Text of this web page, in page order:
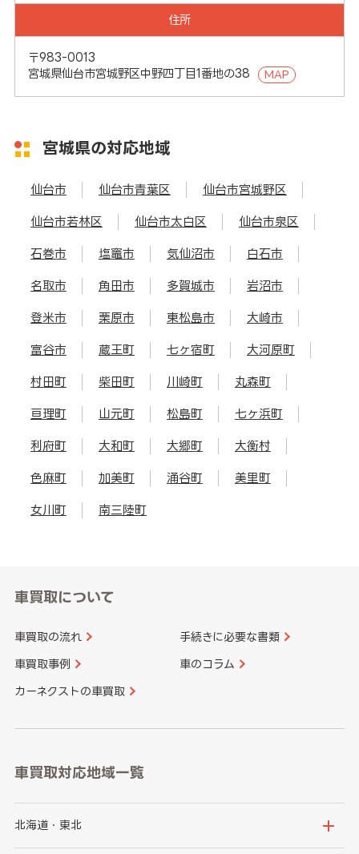
住所
〒983-0013
宮城県仙台市宮城野区中野四丁目1番地の38
MAP
宮城県の対応地域
仙台市 仙台市青葉区 仙台市宮城野区
仙台市若林区 仙台市太白区 仙台市泉区
石巻市 塩竈市 気仙沼市 白石市
名取市 角田市 多賀城市 岩沼市
登米市 栗原市 東松島市 大崎市
富谷市 蔵王町 七ヶ宿町 大河原町
村田町 柴田町 川崎町 丸森町
亘理町 山元町 松島町 七ヶ浜町
利府町 大和町 大郷町 大衡村
色麻町 加美町 涌谷町 美里町
女川町 南三陸町
車買取について
車買取の流れ 手続きに必要な書類
車買取事例 車のコラム
カーネクストの車買取
車買取対応地域一覧
北海道・東北